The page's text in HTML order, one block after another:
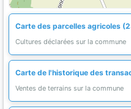
Carte des parcelles agricoles
Cultures déclarées sur la commune
Carte de l'historique des
Ventes de terrains sur la commune